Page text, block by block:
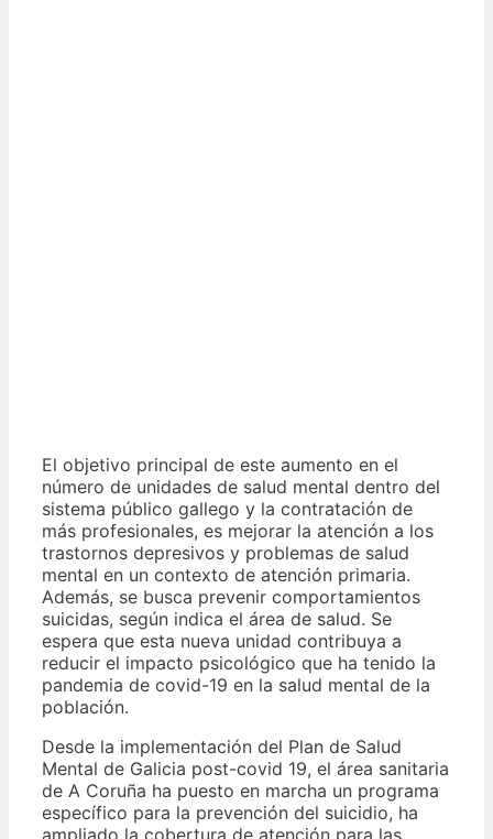
El objetivo principal de este aumento en el
número de unidades de salud mental dentro del
sistema público gallego y la contratación de
más profesionales, es mejorar la atención a los
trastornos depresivos y problemas de salud
mental en un contexto de atención primaria.
Además, se busca prevenir comportamientos
suicidas, según indica el área de salud. Se
espera que esta nueva unidad contribuya a
reducir el impacto psicológico que ha tenido la
pandemia de covid-19 en la salud mental de la
población.
Desde la implementación del Plan de Salud
Mental de Galicia post-covid 19, el área sanitaria
de A Coruña ha puesto en marcha un programa
específico para la prevención del suicidio, ha
ampliado la cobertura de atención para las